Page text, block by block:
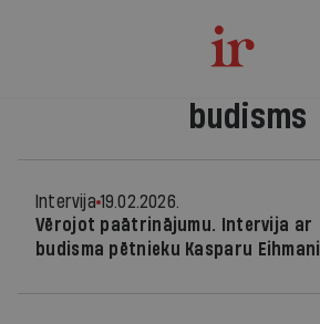
budisms
Intervija 19.02.2026.
Vērojot paātrinājumu. Intervija ar
budisma pētnieku Kasparu Eihmani